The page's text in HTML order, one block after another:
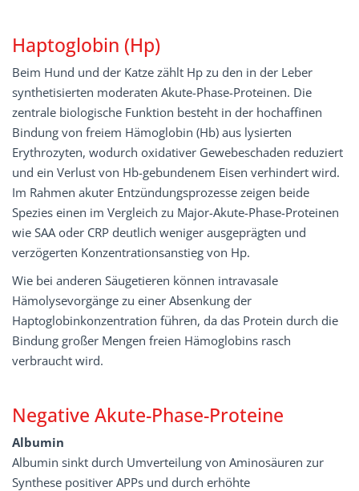
Haptoglobin (Hp)
Beim Hund und der Katze zählt Hp zu den in der Leber
synthetisierten moderaten Akute-Phase-Proteinen. Die
zentrale biologische Funktion besteht in der hochaffinen
Bindung von freiem Hämoglobin (Hb) aus lysierten
Erythrozyten, wodurch oxidativer Gewebeschaden reduziert
und ein Verlust von Hb-gebundenem Eisen verhindert wird.
Im Rahmen akuter Entzündungsprozesse zeigen beide
Spezies einen im Vergleich zu Major-Akute-Phase-Proteinen
wie SAA oder CRP deutlich weniger ausgeprägten und
verzögerten Konzentrationsanstieg von Hp.
Wie bei anderen Säugetieren können intravasale
Hämolysevorgänge zu einer Absenkung der
Haptoglobinkonzentration führen, da das Protein durch die
Bindung großer Mengen freien Hämoglobins rasch
verbraucht wird.
Negative Akute-Phase-Proteine
Albumin
Albumin sinkt durch Umverteilung von Aminosäuren zur
Synthese positiver APPs und durch erhöhte